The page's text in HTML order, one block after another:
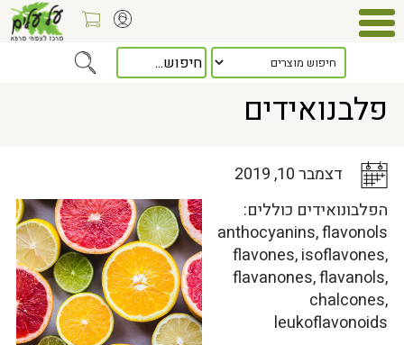
כלל המאמרים> פלבנואידים
פלבנואידים
דצמבר 10, 2019
הפלבונואידים כוללים:
anthocyanins, flavonols
flavones, isoflavones,
flavanones, flavanols,
chalcones,
leukoflavonoids